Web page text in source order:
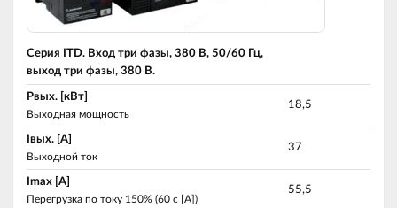
Серия ITD. Вход три фазы, 380 В, 50/60 Гц,
выход три фазы, 380 В.
Pвых. [кВт]
Выходная мощность
18,5
Iвых. [A]
Выходной ток
37
Imax [A]
Перегрузка по току 150% (60 c [A])
55,5